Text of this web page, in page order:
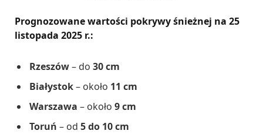
Prognozowane wartości pokrywy śnieżnej na 25
listopada 2025 r.:
Rzeszów– do 30 cm
Białystok– około 11 cm
Warszawa – około 9 cm
Toruń – od 5 do 10 cm